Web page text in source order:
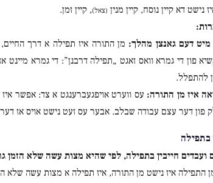
נישט דא קיין נוסח, קיין מנין (צאל), קיין זמן.
דעם גאנצן מהלך: מן התורה איז תפילה א דרך
פון די גמרא וואס זאגט „תפילה דרבנן”: די גמרא
להתפלל.
איז מן התורה: עס ווערט אויפגעברענגט א צד: אפשר
פון דער עצם עבודה שבלב. אבער עס זעט נישט אויס אז
בתפילה
ועבדים חייבין בתפילה, לפי שהיא מצות עשה שלא הזמן
התפילה איז נישט מן התורה, איז תפילה א מצות עשה שלא